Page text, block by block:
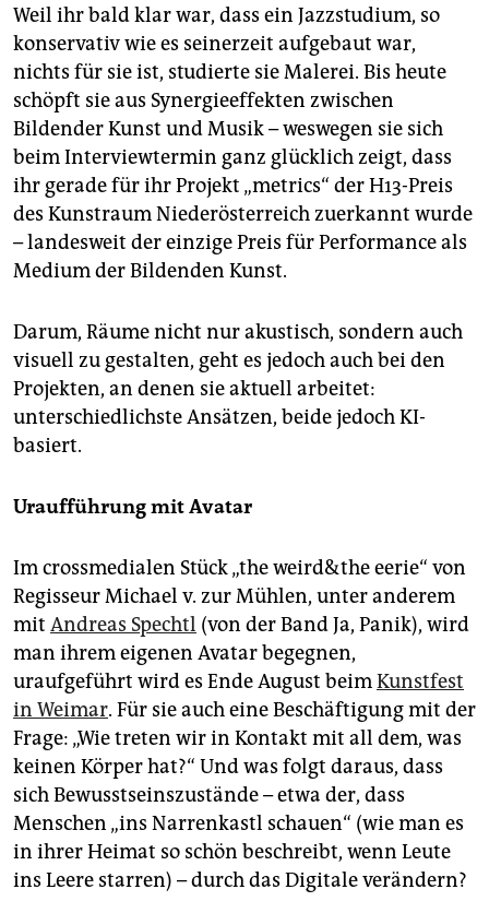
„Polylog“, Uraufführung, 4. Dezember, HAU3 Hebbel
am Ufer
Weil ihr bald klar war, dass ein Jazzstudium, so
konservativ wie es seinerzeit aufgebaut war,
nichts für sie ist, studierte sie Malerei. Bis heute
schöpft sie aus Synergieeffekten zwischen
Bildender Kunst und Musik – weswegen sie sich
beim Interviewtermin ganz glücklich zeigt, dass
ihr gerade für ihr Projekt „metrics“ der H13-Preis
des Kunstraum Niederösterreich zuerkannt wurde
– landesweit der einzige Preis für Performance als
Medium der Bildenden Kunst.
Darum, Räume nicht nur akustisch, sondern auch
visuell zu gestalten, geht es jedoch auch bei den
Projekten, an denen sie aktuell arbeitet:
unterschiedlichste Ansätzen, beide jedoch KI-
basiert.
Uraufführung mit Avatar
Im crossmedialen Stück „the weird&the eerie“ von
Regisseur Michael v. zur Mühlen, unter anderem
mit Andreas Spechtl (von der Band Ja, Panik), wird
man ihrem eigenen Avatar begegnen,
uraufgeführt wird es Ende August beimKunstfest
in Weimar. Für sie auch eine Beschäftigung mit der
Frage: „Wie treten wir in Kontakt mit all dem, was
keinen Körper hat?“ Und was folgt daraus, dass
sich Bewusstseinszustände – etwa der, dass
Menschen „ins Narrenkastl schauen“ (wie man es
in ihrer Heimat so schön beschreibt, wenn Leute
ins Leere starren) – durch das Digitale verändern?